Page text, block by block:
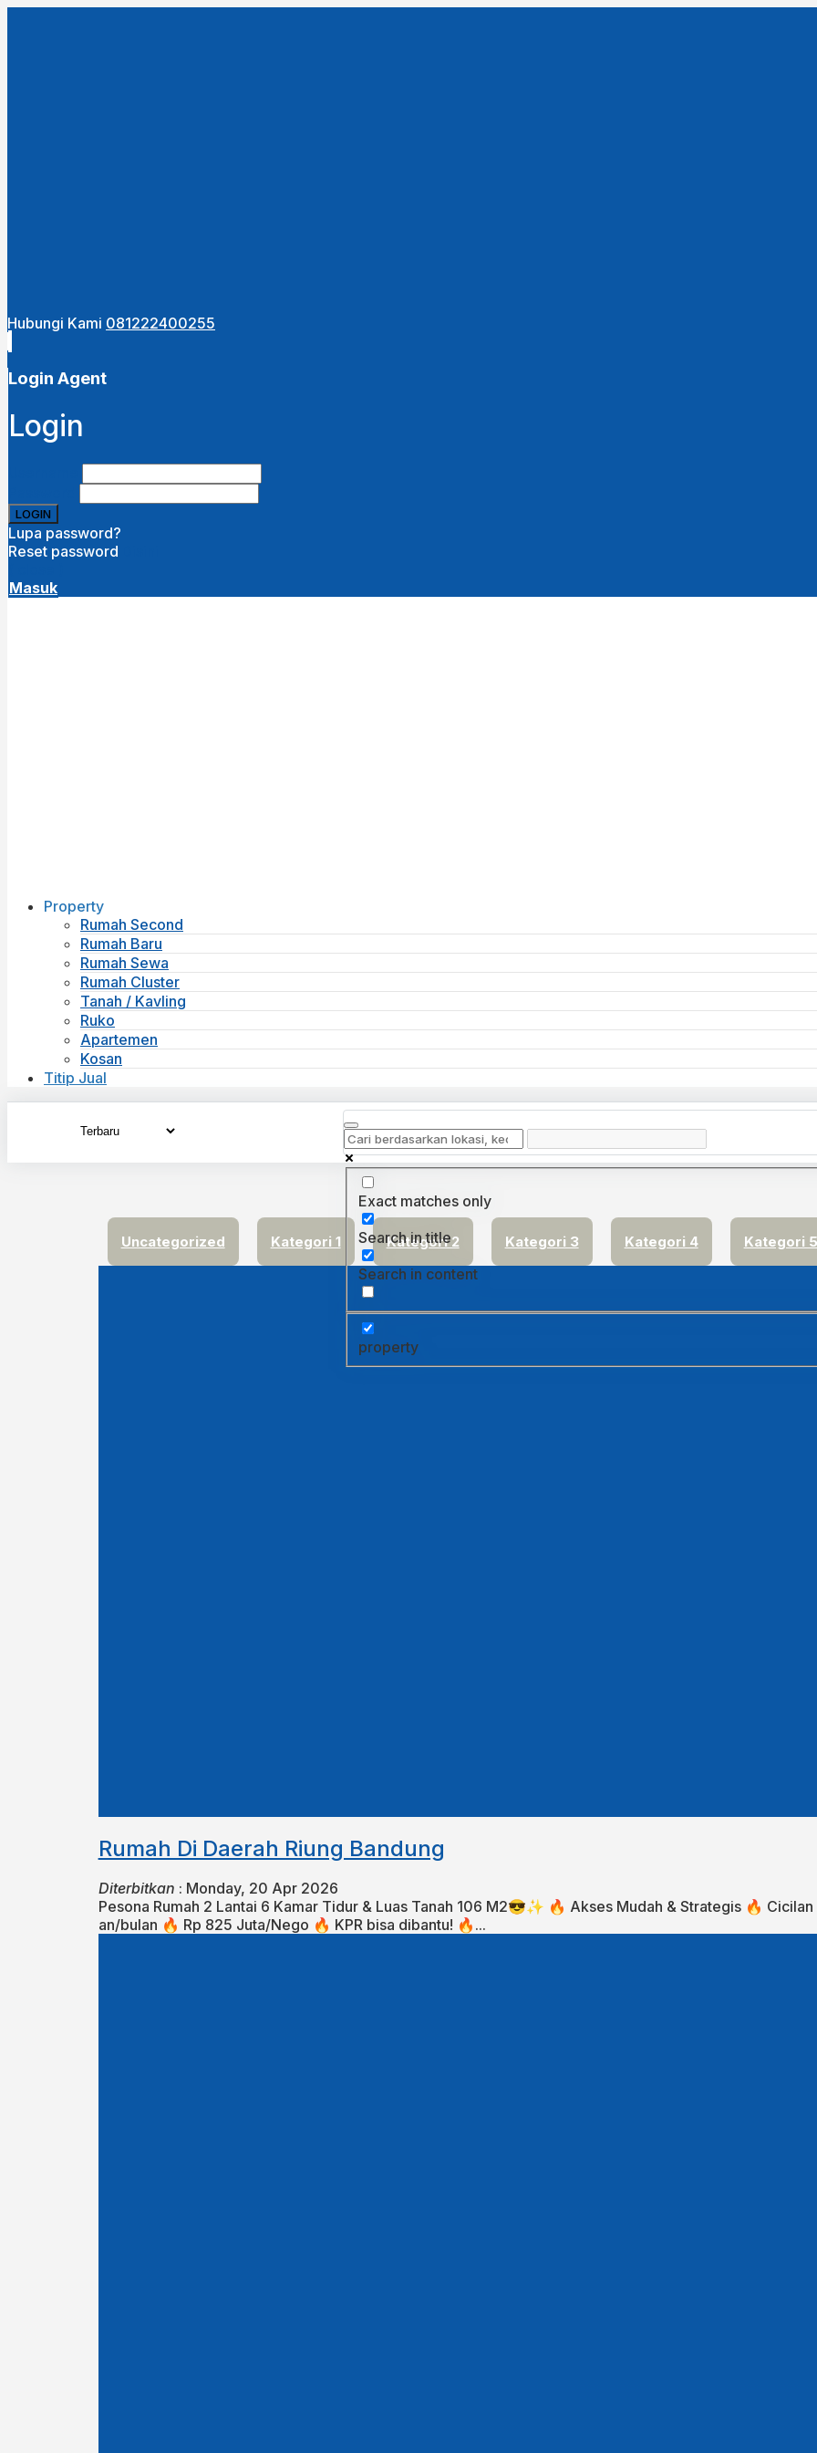
Hubungi Kami 081222400255
Login Agent
Login
Lupa password?
Reset password
Masuk
Property
Rumah Second
Rumah Baru
Rumah Sewa
Rumah Cluster
Tanah / Kavling
Ruko
Apartemen
Kosan
Titip Jual
Exact matches only
Search in title
Search in content
property
Uncategorized Kategori 1 Kategori 2 Kategori 3 Kategori 4 Kategori 5
Rumah Di Daerah Riung Bandung
Diterbitkan : Monday, 20 Apr 2026
Pesona Rumah 2 Lantai 6 Kamar Tidur & Luas Tanah 106 M2😎✨⁣⁣⁣⁣⁣⁣⁣⁣ 🔥 Akses Mudah & Strategis 🔥
an/bulan⁣⁣ 🔥 Rp 825 Juta/Nego 🔥 KPR bisa dibantu!⁣⁣⁣⁣⁣ 🔥...